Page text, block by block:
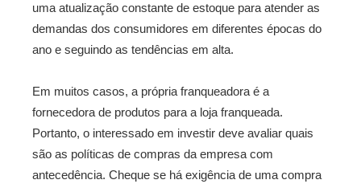
uma atualização constante de estoque para atender as
demandas dos consumidores em diferentes épocas do
ano e seguindo as tendências em alta.
Em muitos casos, a própria franqueadora é a
fornecedora de produtos para a loja franqueada.
Portanto, o interessado em investir deve avaliar quais
são as políticas de compras da empresa com
antecedência. Cheque se há exigência de uma compra